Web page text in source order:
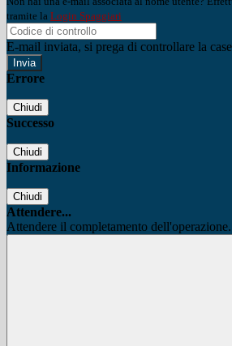
tramite la Login Spaggiari
E-mail inviata, si prega di controllare la
Errore
Chiudi
Successo
Chiudi
Informazione
Chiudi
Attendere...
Attendere il completamento